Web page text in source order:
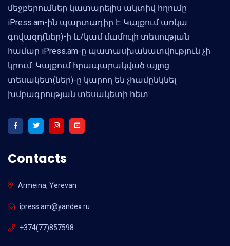
մեջբերումներ կատարելիս ակտիվ հղումը
iPress.am-ին պարտադիր է: Կայքում առկա
գովազդ(ներ)-ի և/կամ մամուլի տեսության
համար iPress.am-ը պատասխանատվություն չի
կրում: Կայքում հրապարակված այլոց
տեսակետ(ներ)-ը կարող են չհամընկնել
խմբագրության տեսակետի հետ:
Contacts
Armeina, Yerevan
ipress.am@yandex.ru
+374(77)857598